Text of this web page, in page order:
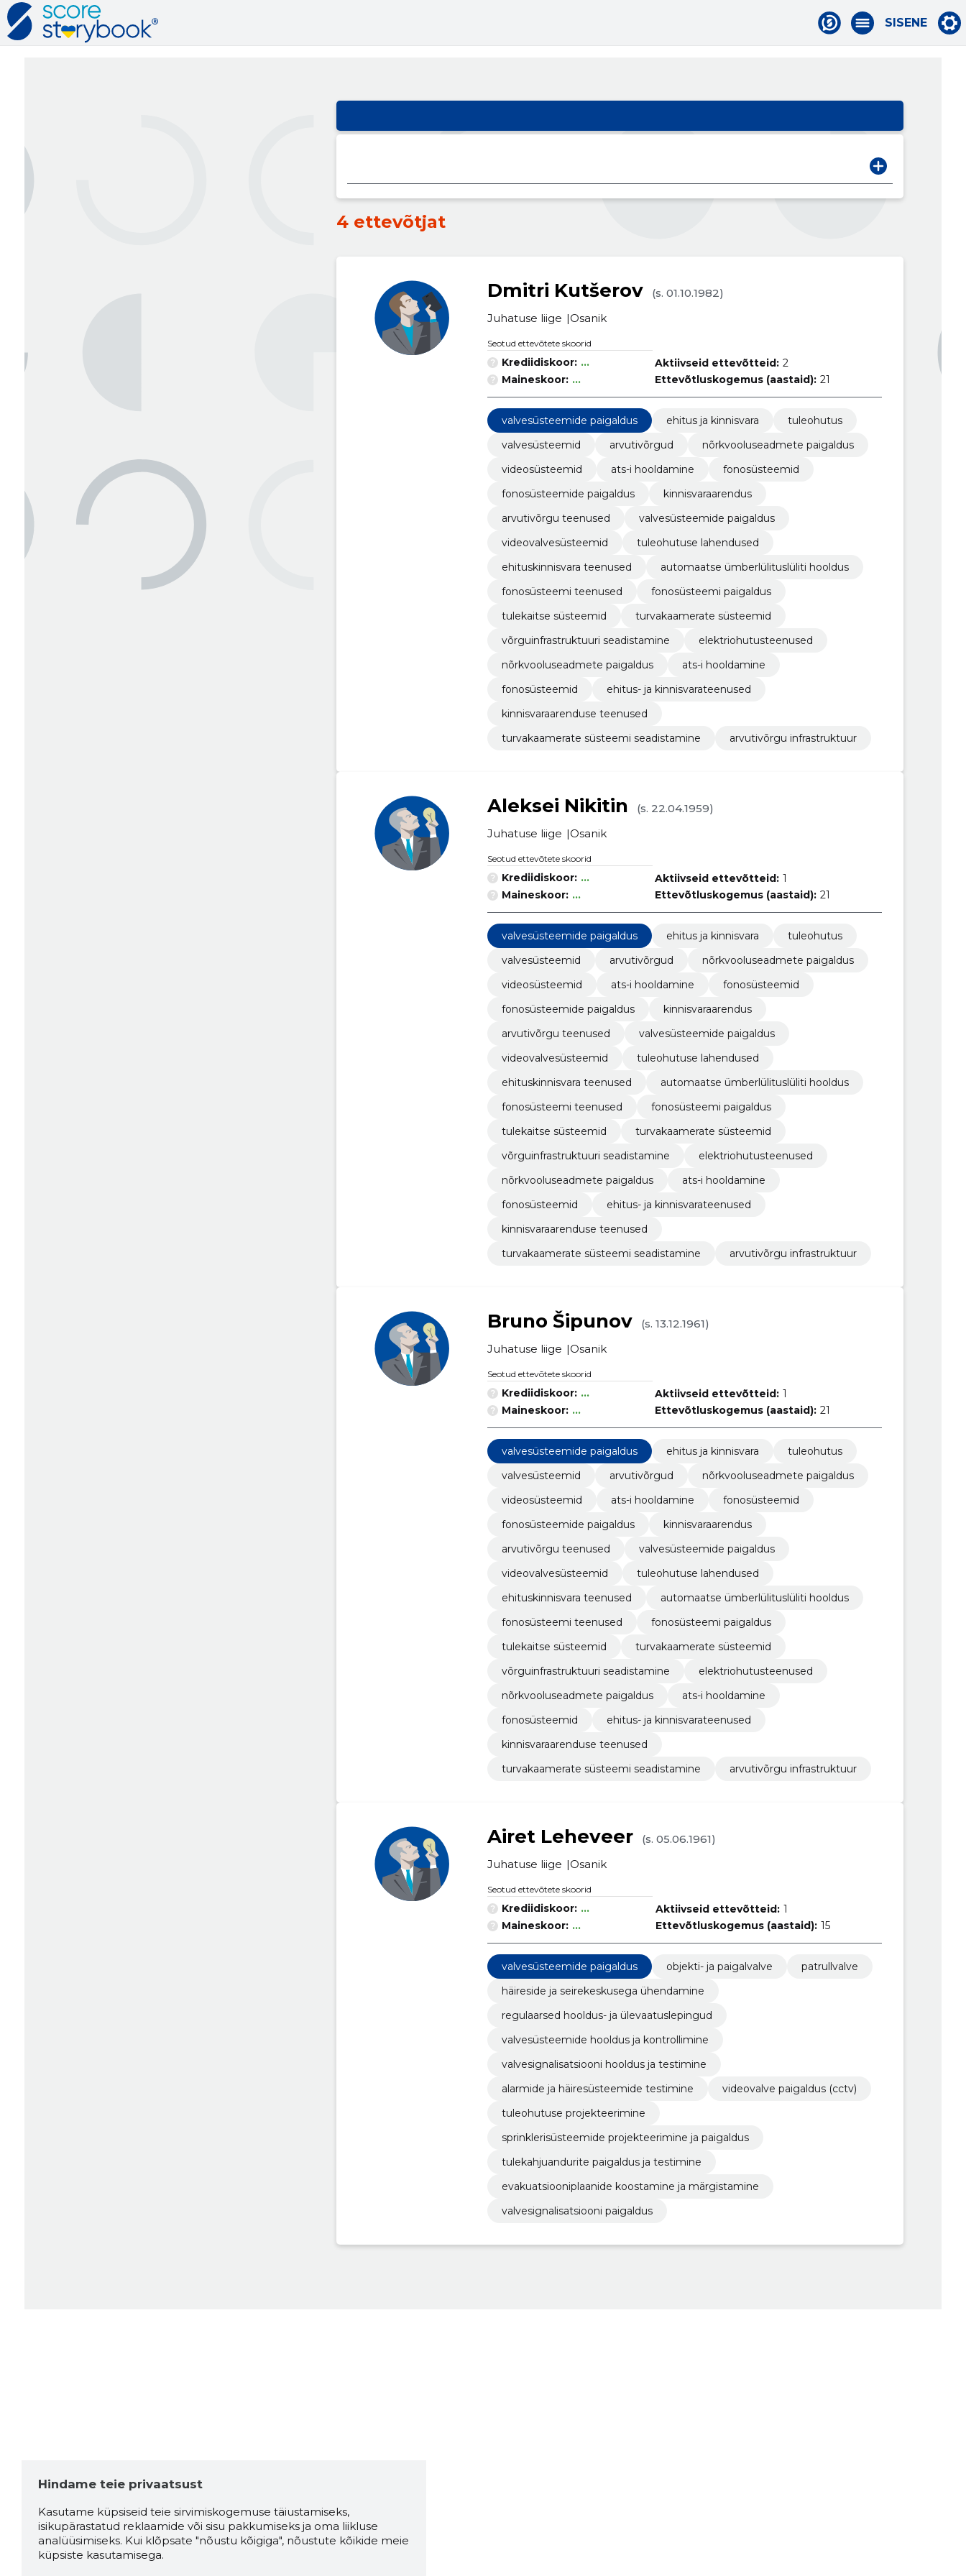
SISENE
4 ettevõtjat
Dmitri Kutšerov
(s. 01.10.1982)
Juhatuse liige
Osanik
Seotud ettevõtete skoorid
Krediidiskoor: ...
Maineskoor: ...
Aktiivseid ettevõtteid: 2
Ettevõtluskogemus (aastaid): 21
valvesüsteemide paigaldus ehitus ja kinnisvara
tuleohutus
valvesüsteemid
arvutivõrgud
nõrkvooluseadmete paigaldus
videosüsteemid
ats-i hooldamine
fonosüsteemid
fonosüsteemide paigaldus
kinnisvaraarendus
arvutivõrgu teenused
valvesüsteemide paigaldus
videovalvesüsteemid
tuleohutuse lahendused
ehituskinnisvara teenused
automaatse ümberlülituslüliti hooldus
fonosüsteemi teenused
fonosüsteemi paigaldus
tulekaitse süsteemid
turvakaamerate süsteemid
võrguinfrastruktuuri seadistamine
elektriohutusteenused
nõrkvooluseadmete paigaldus
ats-i hooldamine
fonosüsteemid
ehitus- ja kinnisvarateenused
kinnisvaraarenduse teenused
turvakaamerate süsteemi seadistamine
arvutivõrgu infrastruktuur
Aleksei Nikitin
(s. 22.04.1959)
Juhatuse liige
Osanik
Seotud ettevõtete skoorid
Krediidiskoor: ...
Maineskoor: ...
Aktiivseid ettevõtteid: 1
Ettevõtluskogemus (aastaid): 21
valvesüsteemide paigaldus ehitus ja kinnisvara
tuleohutus
valvesüsteemid
arvutivõrgud
nõrkvooluseadmete paigaldus
videosüsteemid
ats-i hooldamine
fonosüsteemid
fonosüsteemide paigaldus
kinnisvaraarendus
arvutivõrgu teenused
valvesüsteemide paigaldus
videovalvesüsteemid
tuleohutuse lahendused
ehituskinnisvara teenused
automaatse ümberlülituslüliti hooldus
fonosüsteemi teenused
fonosüsteemi paigaldus
tulekaitse süsteemid
turvakaamerate süsteemid
võrguinfrastruktuuri seadistamine
elektriohutusteenused
nõrkvooluseadmete paigaldus
ats-i hooldamine
fonosüsteemid
ehitus- ja kinnisvarateenused
kinnisvaraarenduse teenused
turvakaamerate süsteemi seadistamine
arvutivõrgu infrastruktuur
Bruno Šipunov
(s. 13.12.1961)
Juhatuse liige
Osanik
Seotud ettevõtete skoorid
Krediidiskoor: ...
Maineskoor: ...
Aktiivseid ettevõtteid: 1
Ettevõtluskogemus (aastaid): 21
valvesüsteemide paigaldus ehitus ja kinnisvara
tuleohutus
valvesüsteemid
arvutivõrgud
nõrkvooluseadmete paigaldus
videosüsteemid
ats-i hooldamine
fonosüsteemid
fonosüsteemide paigaldus
kinnisvaraarendus
arvutivõrgu teenused
valvesüsteemide paigaldus
videovalvesüsteemid
tuleohutuse lahendused
ehituskinnisvara teenused
automaatse ümberlülituslüliti hooldus
fonosüsteemi teenused
fonosüsteemi paigaldus
tulekaitse süsteemid
turvakaamerate süsteemid
võrguinfrastruktuuri seadistamine
elektriohutusteenused
nõrkvooluseadmete paigaldus
ats-i hooldamine
fonosüsteemid
ehitus- ja kinnisvarateenused
kinnisvaraarenduse teenused
turvakaamerate süsteemi seadistamine
arvutivõrgu infrastruktuur
Airet Leheveer
(s. 05.06.1961)
Juhatuse liige
Osanik
Seotud ettevõtete skoorid
Krediidiskoor: ...
Maineskoor: ...
Aktiivseid ettevõtteid: 1
Ettevõtluskogemus (aastaid): 15
valvesüsteemide paigaldus objekti- ja paigalvalve
patrullvalve
häireside ja seirekeskusega ühendamine
regulaarsed hooldus- ja ülevaatuslepingud
valvesüsteemide hooldus ja kontrollimine
valvesignalisatsiooni hooldus ja testimine
alarmide ja häiresüsteemide testimine
videovalve paigaldus (cctv)
tuleohutuse projekteerimine
sprinklerisüsteemide projekteerimine ja paigaldus
tulekahjuandurite paigaldus ja testimine
evakuatsiooniplaanide koostamine ja märgistamine
valvesignalisatsiooni paigaldus
Hindame teie privaatsust
Kasutame küpsiseid teie sirvimiskogemuse täiustamiseks,
isikupärastatud reklaamide või sisu pakkumiseks ja oma liikluse
analüüsimiseks. Kui klõpsate "nõustu kõigiga", nõustute kõikide meie
küpsiste kasutamisega.